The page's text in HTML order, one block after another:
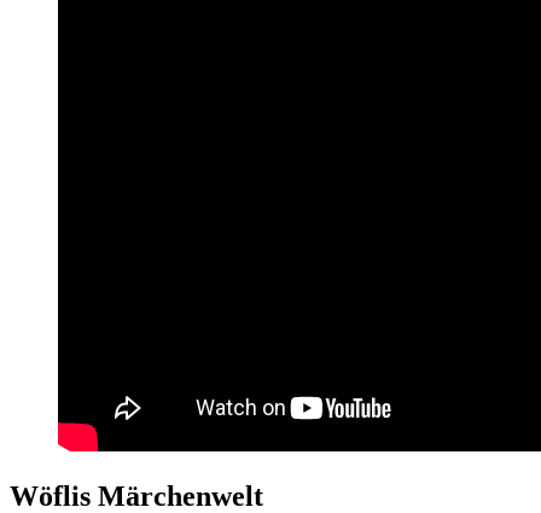
Wöflis Märchenwelt